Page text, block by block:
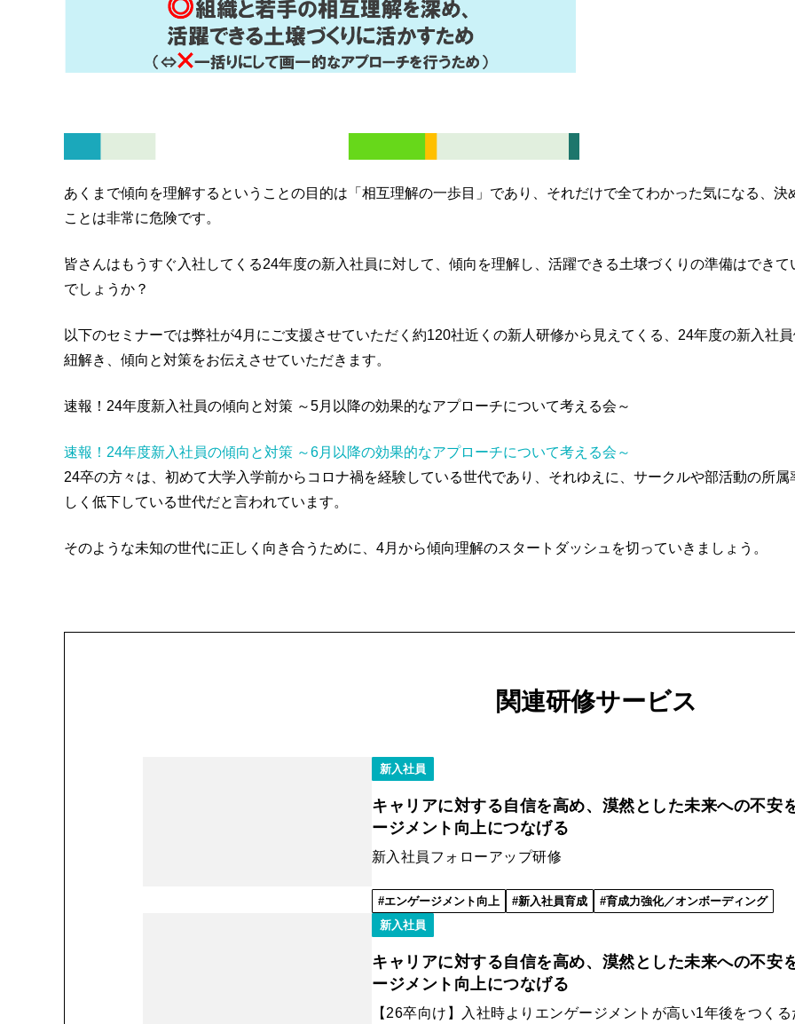
あくまで傾向を理解するということの目的は「相互理解の一歩目」であり、それだけで全てわかった気になる、決
ことは非常に危険です。
皆さんはもうすぐ入社してくる24年度の新入社員に対して、傾向を理解し、活躍できる土壌づくりの準備はできて
でしょうか？
以下のセミナーでは弊社が4月にご支援させていただく約120社近くの新人研修から見えてくる、24年度の新入社
紐解き、傾向と対策をお伝えさせていただきます。
速報！24年度新入社員の傾向と対策 ～5月以降の効果的なアプローチについて考える会～
速報！24年度新入社員の傾向と対策 ～6月以降の効果的なアプローチについて考える会～
24卒の方々は、初めて大学入学前からコロナ禍を経験している世代であり、それゆえに、サークルや部活動の所属
しく低下している世代だと言われています。
そのような未知の世代に正しく向き合うために、4月から傾向理解のスタートダッシュを切っていきましょう。
関連研修サービス
新入社員
キャリアに対する自信を高め、漠然とした未来への不安
ージメント向上につなげる
新入社員フォローアップ研修
エンゲージメント向上 新入社員育成
育成力強化／オンボーディング
新入社員
キャリアに対する自信を高め、漠然とした未来への不安
ージメント向上につなげる
【26卒向け】入社時よりエンゲージメントが高い1年後をつく